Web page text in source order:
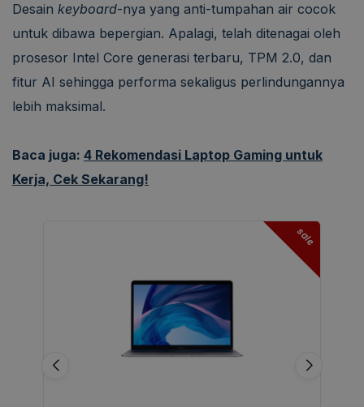
Desain keyboard-nya yang anti-tumpahan air cocok
untuk dibawa bepergian. Apalagi, telah ditenagai oleh
prosesor Intel Core generasi terbaru, TPM 2.0, dan
fitur AI sehingga performa sekaligus perlindungannya
lebih maksimal.
Baca juga: 4 Rekomendasi Laptop Gaming untuk
Kerja, Cek Sekarang!
sale